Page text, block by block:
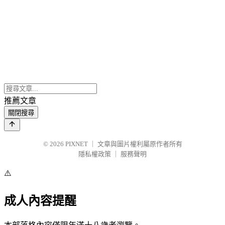
推薦文章
關閉搜尋
© 2026 PIXNET
文章與圖片權利屬原作者所有
隱私權政策
服務聲明
⚠️
成人內容提醒